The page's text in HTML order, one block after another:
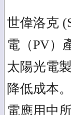
世偉洛克
電（PV）
太陽光電
降低成本
電應用中